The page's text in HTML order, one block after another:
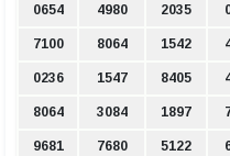
0654 4980 2035
7100 8064 1542
0236 1547 8405
8064 3084 1897
9681 7680 5122